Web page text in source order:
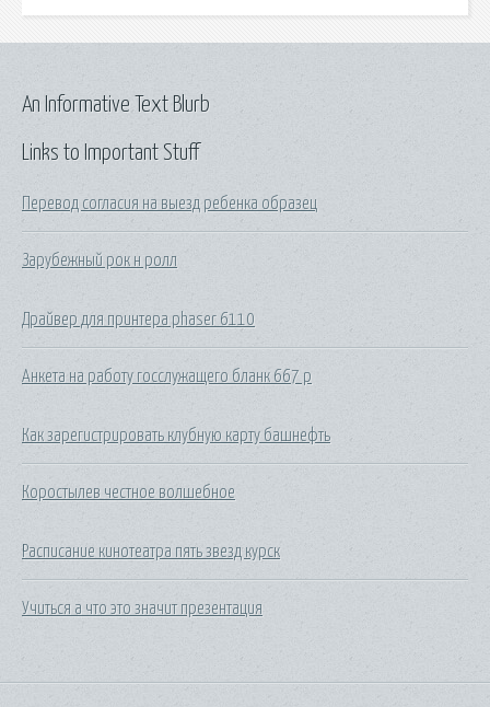
Links to Important Stuff
Перевод согласия на выезд ребенка образец
Зарубежный рок н ролл
Драйвер для принтера phaser 6110
Анкета на работу госслужащего бланк 667 р
Как зарегистрировать клубную карту башнефть
Коростылев честное волшебное
Расписание кинотеатра пять звезд курск
Учиться а что это значит презентация
An Informative Text Blurb